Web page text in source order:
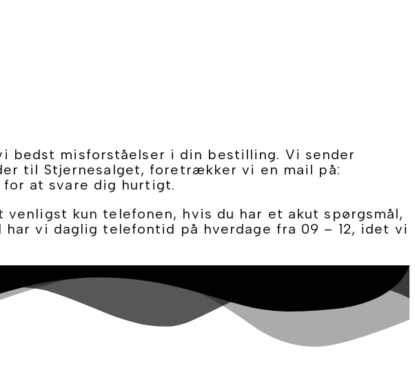
bedst misforståelser i din bestilling. Vi sender
til Stjernesalget, foretrækker vi en mail på:
for at svare dig hurtigt.
kun telefonen, hvis du har et akut spørgsmål,
vi daglig telefontid på hverdage fra 09 – 12, idet vi